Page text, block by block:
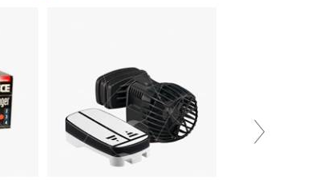
